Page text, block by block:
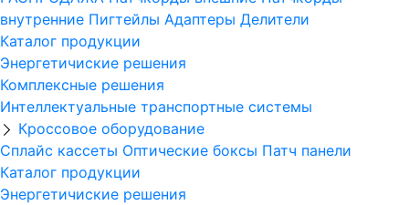
внутренние Пигтейлы Адаптеры Делители
Каталог продукции
Энергетичиские решения
Комплексные решения
Интеллектуальные транспортные системы
Кроссовое оборудование
Сплайс кассеты Оптические боксы Патч панели
Каталог продукции
Энергетичиские решения